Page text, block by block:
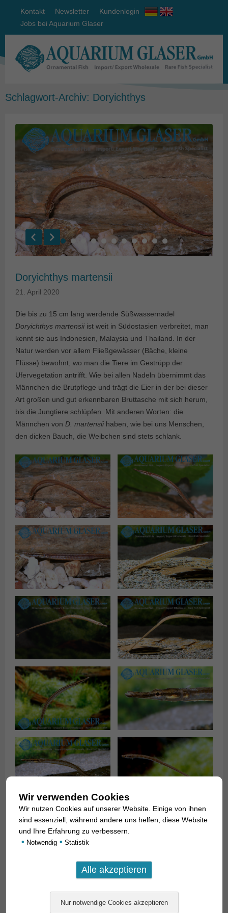
Kontakt Newsletter
Kundenlogin
Jobs bei Aquarium Glaser
Schlagwort-Archiv: Doryichthys
Doryichthys martensii
21. April 2020
Die bis zu 15 cm lang werdende Süßwassernadel
Doryichthys martensii ist weit in Südostasien verbreitet, man
kennt sie aus Indonesien, Malaysia und Thailand. In der
Natur werden vor allem Fließgewässer (Bäche, kleine
Flüsse) bewohnt, wo man die Tiere im Gestrüpp der
Ufervegetation antrifft. Wie bei allen Nadeln übernimmt das
Männchen die Brutpflege und trägt die Eier in der bei dieser
Art großen und gut erkennbaren Bruttasche mit sich herum,
bis die Jungtiere schlüpfen. Mit anderen Worten: die
Männchen von D. martensiihaben, wie bei uns Menschen,
den dicken Bauch, die Weibchen sind stets schlank.
Wir verwenden Cookies
Wir nutzen Cookies auf unserer Website. Einige von ihnen
sind essenziell, während andere uns helfen, diese Website
und Ihre Erfahrung zu verbessern.
• Notwendig • Statistik